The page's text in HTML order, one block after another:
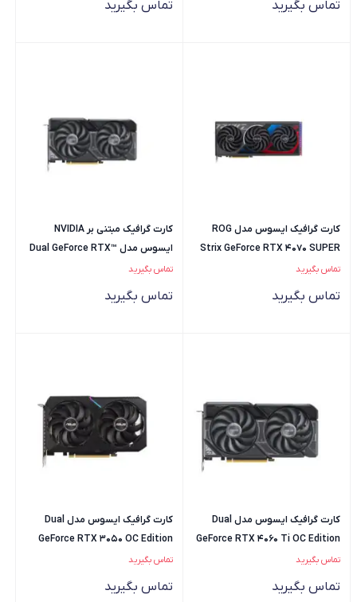
تماس بگیرید تماس بگیرید
کارت گرافیک ایسوس مدل ROG
Strix GeForce RTX 4070 SUPER
12GB
تماس بگیرید
تماس بگیرید
کارت گرافیک مبتنی بر NVIDIA
ایسوس مدل Dual GeForce RTX™
4060 OC Edition 8GB GDDR6
تماس بگیرید
تماس بگیرید
کارت گرافیک ایسوس مدل Dual
GeForce RTX 4060 Ti OC Edition
8GB GDDR6
تماس بگیرید
تماس بگیرید
کارت گرافیک ایسوس مدل Dual
GeForce RTX 3050 OC Edition
8GB
تماس بگیرید
تماس بگیرید